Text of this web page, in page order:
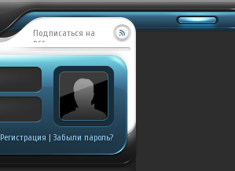
Подписаться на
RSS
Регистрация | Забыли пароль?